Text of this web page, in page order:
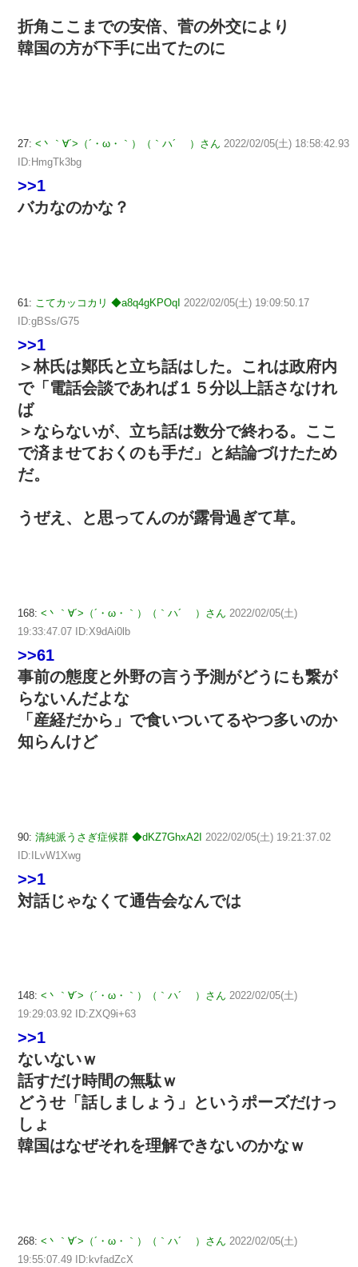
折角ここまでの安倍、菅の外交により
韓国の方が下手に出てたのに
27: <丶｀∀´>（´・ω・｀）（｀ハ´ ）さん 2022/02/05(土) 18:58:42.93
ID:HmgTk3bg
>>1
バカなのかな？
61: こてカッコカリ ◆a8q4gKPOqI 2022/02/05(土) 19:09:50.17
ID:gBSs/G75
>>1
＞林氏は鄭氏と立ち話はした。これは政府内
で「電話会談であれば１５分以上話さなけれ
ば
＞ならないが、立ち話は数分で終わる。ここ
で済ませておくのも手だ」と結論づけたため
だ。
うぜえ、と思ってんのが露骨過ぎて草。
168: <丶｀∀´>（´・ω・｀）（｀ハ´ ）さん 2022/02/05(土)
19:33:47.07 ID:X9dAi0lb
>>61
事前の態度と外野の言う予測がどうにも繋が
らないんだよな
「産経だから」で食いついてるやつ多いのか
知らんけど
90: 清純派うさぎ症候群 ◆dKZ7GhxA2I 2022/02/05(土) 19:21:37.02
ID:ILvW1Xwg
>>1
対話じゃなくて通告会なんでは
148: <丶｀∀´>（´・ω・｀）（｀ハ´ ）さん 2022/02/05(土)
19:29:03.92 ID:ZXQ9i+63
>>1
ないないｗ
話すだけ時間の無駄ｗ
どうせ「話しましょう」というポーズだけっ
しょ
韓国はなぜそれを理解できないのかなｗ
268: <丶｀∀´>（´・ω・｀）（｀ハ´ ）さん 2022/02/05(土)
19:55:07.49 ID:kvfadZcX